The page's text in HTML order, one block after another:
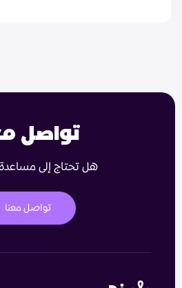
تواصل
هل تحتاج إلى
تواصل معنا